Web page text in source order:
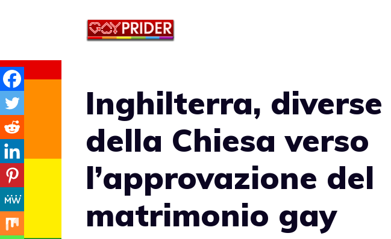
Inghilterra,
della Chiesa verso
l’approvazione del
matrimonio gay